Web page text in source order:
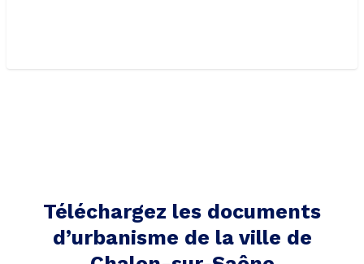
Téléchargez les documents
d’urbanisme de la ville de